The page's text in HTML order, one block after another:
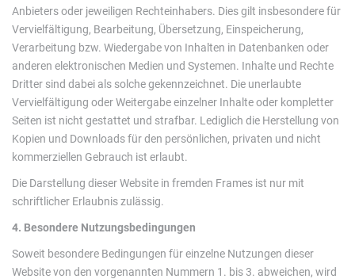
Anbieters oder jeweiligen Rechteinhabers. Dies gilt insbesondere für
Vervielfältigung, Bearbeitung, Übersetzung, Einspeicherung,
Verarbeitung bzw. Wiedergabe von Inhalten in Datenbanken oder
anderen elektronischen Medien und Systemen. Inhalte und Rechte
Dritter sind dabei als solche gekennzeichnet. Die unerlaubte
Vervielfältigung oder Weitergabe einzelner Inhalte oder kompletter
Seiten ist nicht gestattet und strafbar. Lediglich die Herstellung von
Kopien und Downloads für den persönlichen, privaten und nicht
kommerziellen Gebrauch ist erlaubt.
Die Darstellung dieser Website in fremden Frames ist nur mit
schriftlicher Erlaubnis zulässig.
4. Besondere Nutzungsbedingungen
Soweit besondere Bedingungen für einzelne Nutzungen dieser
Website von den vorgenannten Nummern 1. bis 3. abweichen, wird